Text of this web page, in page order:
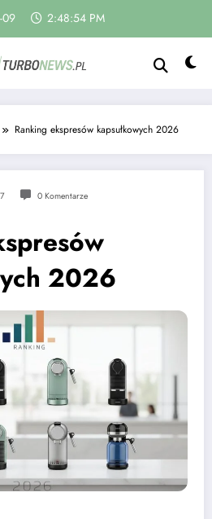
09 2:48:55 PM
Ranking ekspresów kapsułkowych 2026
0 Komentarze
2026